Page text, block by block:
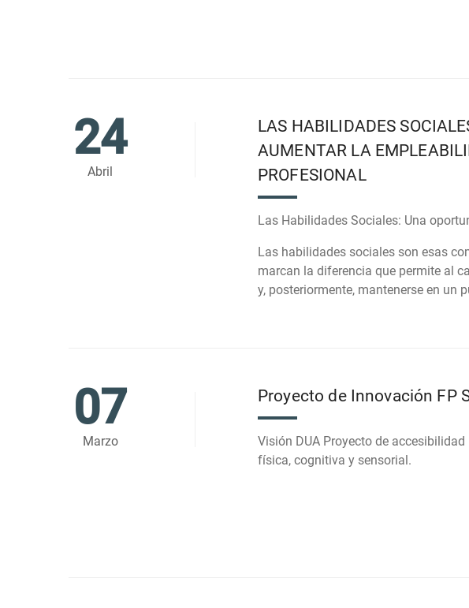
24
Abril
LAS HABILIDADES
AUMENTAR LA
PROFESIONAL
Las Habilidades Sociales: Una
Las habilidades sociales son esas
marcan la diferencia que permite al
y, posteriormente, mantenerse en un
07
Marzo
Proyecto de Innovación FP
Visión DUA Proyecto de
física, cognitiva y sensorial.